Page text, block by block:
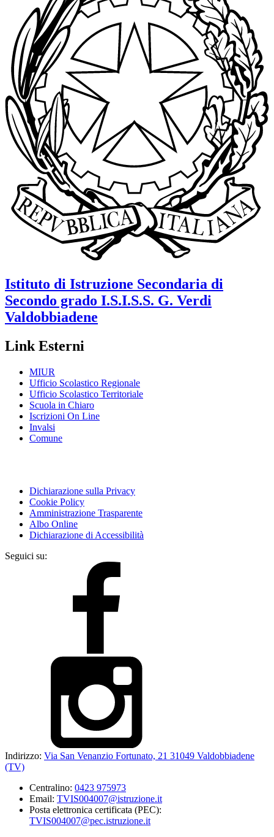
Istituto di Istruzione Secondaria di
Secondo grado I.S.I.S.S. G. Verdi
Valdobbiadene
Link Esterni
MIUR
Ufficio Scolastico Regionale
Ufficio Scolastico Territoriale
Scuola in Chiaro
Iscrizioni On Line
Invalsi
Comune
Dichiarazione sulla Privacy
Cookie Policy
Amministrazione Trasparente
Albo Online
Dichiarazione di Accessibilità
Seguici su:
Indirizzo: Via San Venanzio Fortunato, 21 31049 Valdobbiadene
(TV)
Centralino: 0423 975973
Email: TVIS004007@istruzione.it
Posta elettronica certificata (PEC):
TVIS004007@pec.istruzione.it